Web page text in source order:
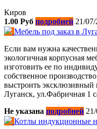
Киров
1.00 Руб подробней 21/
Мебель под заказ в
Если вам нужна
экологичная корпусная
изготовить ее по
собственное
выстроить эксклюзивный
Луганск, ул.Фабричная 1
Не указана подробней
Котлы индукционные